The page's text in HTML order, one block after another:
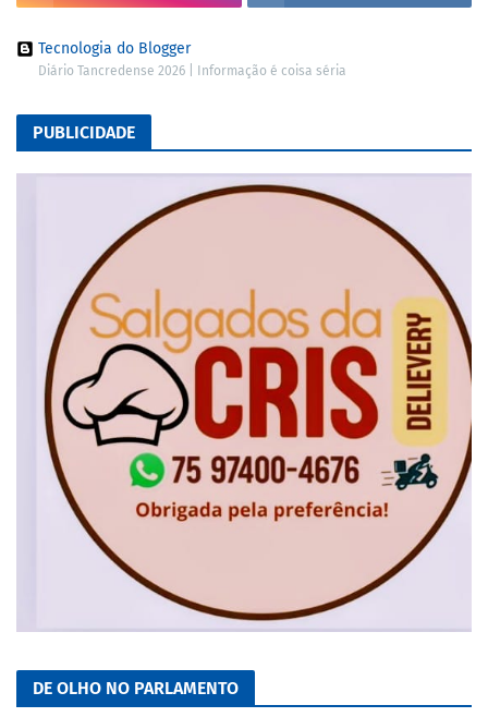
Tecnologia do Blogger
Diário Tancredense 2026 | Informação é coisa séria
PUBLICIDADE
DE OLHO NO PARLAMENTO